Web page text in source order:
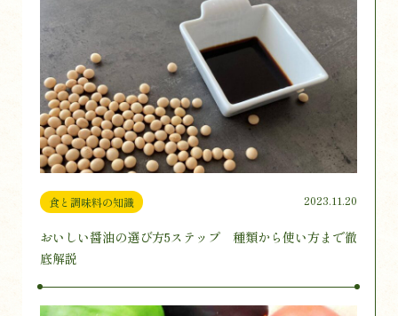
食と調味料の知識 2023.11.20
おいしい醤油の選び方5ステップ 種類から使い方まで徹
底解説